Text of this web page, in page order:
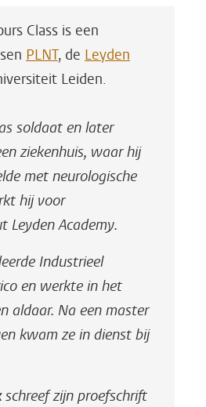
Class is een
PLNT, de Leyden
Leiden.
soldaat en later
ziekenhuis, waar hij
met neurologische
hij voor
Leyden Academy.
Industrieel
en werkte in het
aldaar. Na een master
kwam ze in dienst bij
schreef zijn proefschrift